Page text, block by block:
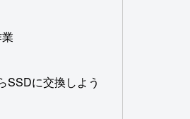
SSDに交換しよう